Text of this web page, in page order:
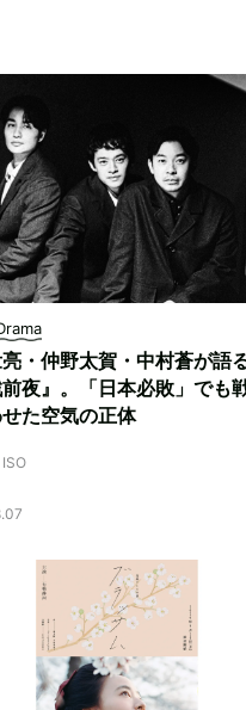
・仲野太賀・中村蒼が語
前夜』。「日本必敗」でも
た空気の正体